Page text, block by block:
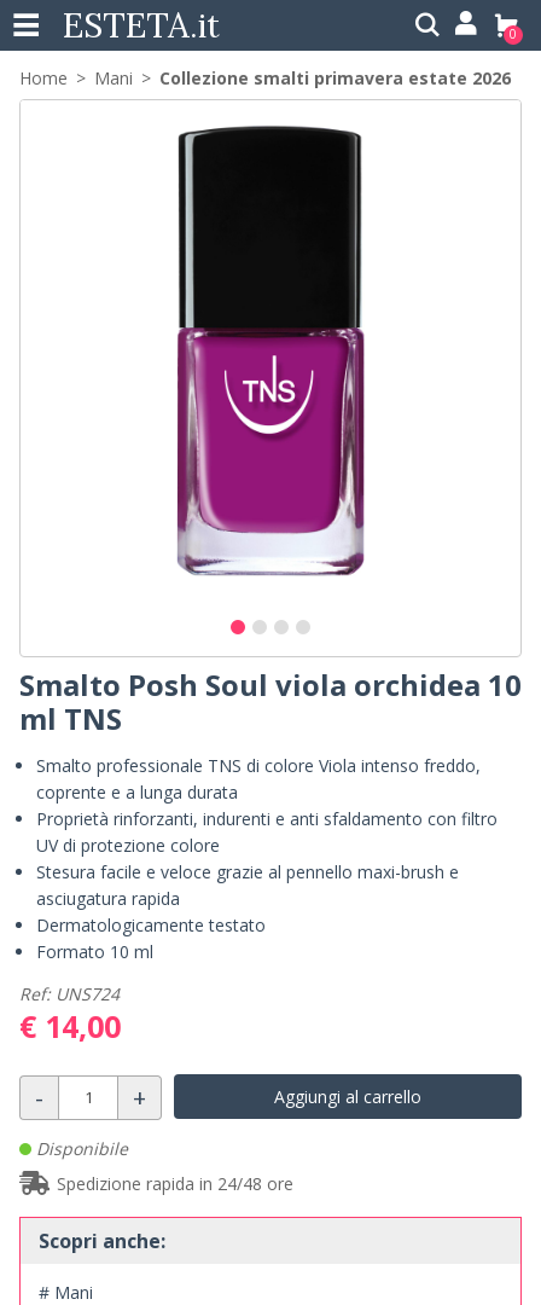
ESTETA.it 0
Home Mani Collezione smalti primavera estate 2026
Smalto Posh Soul viola orchidea 10
ml TNS
Smalto professionale TNS di colore Viola intenso freddo,
coprente e a lunga durata
Proprietà rinforzanti, indurenti e anti sfaldamento con filtro
UV di protezione colore
Stesura facile e veloce grazie al pennello maxi-brush e
asciugatura rapida
Dermatologicamente testato
Formato 10 ml
Ref: UNS724
€ 14,00
- + Aggiungi al carrello
Disponibile
Spedizione rapida in 24/48 ore
Scopri anche:
# Mani